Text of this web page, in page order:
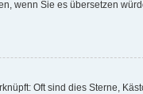
wenn Sie es übersetzen
Oft sind dies Sterne,